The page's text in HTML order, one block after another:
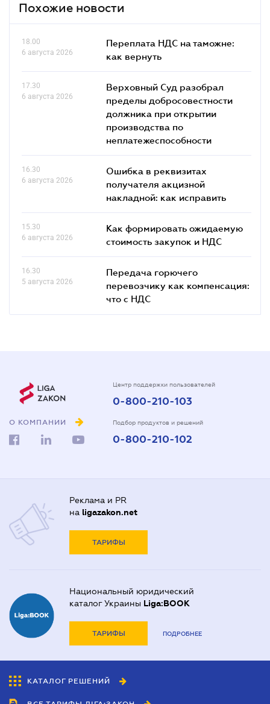
Похожие новости
18.00
6 августа 2026
Переплата НДС на таможне:
как вернуть
17.30
6 августа 2026
Верховный Суд разобрал
пределы добросовестности
должника при открытии
производства по
неплатежеспособности
16.30
6 августа 2026
Ошибка в реквизитах
получателя акцизной
накладной: как исправить
15.30
6 августа 2026
Как формировать ожидаемую
стоимость закупок и НДС
16.30
5 августа 2026
Передача горючего
перевозчику как компенсация:
что с НДС
О КОМПАНИИ
Центр поддержки пользователей
0-800-210-103
Подбор продуктов и решений
0-800-210-102
Реклама и PR
на ligazakon.net
ТАРИФЫ
Национальный юридический
каталог Украины Liga:BOOK
ТАРИФЫ ПОДРОБНЕЕ
КАТАЛОГ РЕШЕНИЙ